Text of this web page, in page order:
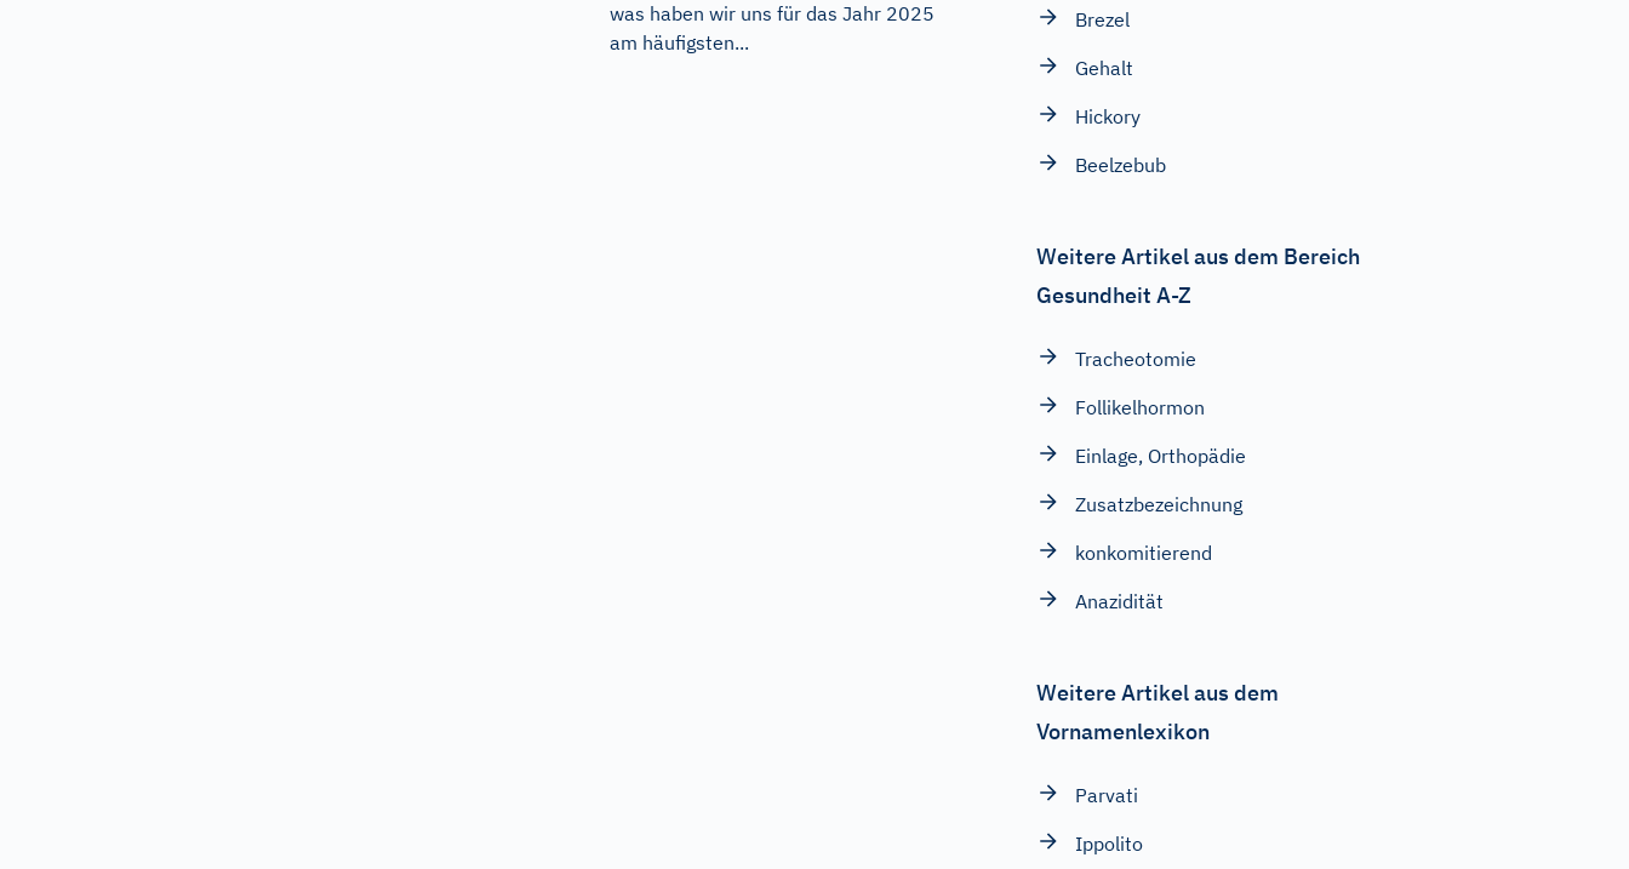
was haben wir uns für das Jahr 2025
am häufigsten...
Brezel
Gehalt
Hickory
Beelzebub
Weitere Artikel aus dem Bereich
Gesundheit A-Z
Tracheotomie
Follikelhormon
Einlage, Orthopädie
Zusatzbezeichnung
konkomitierend
Anazidität
Weitere Artikel aus dem
Vornamenlexikon
Parvati
Ippolito